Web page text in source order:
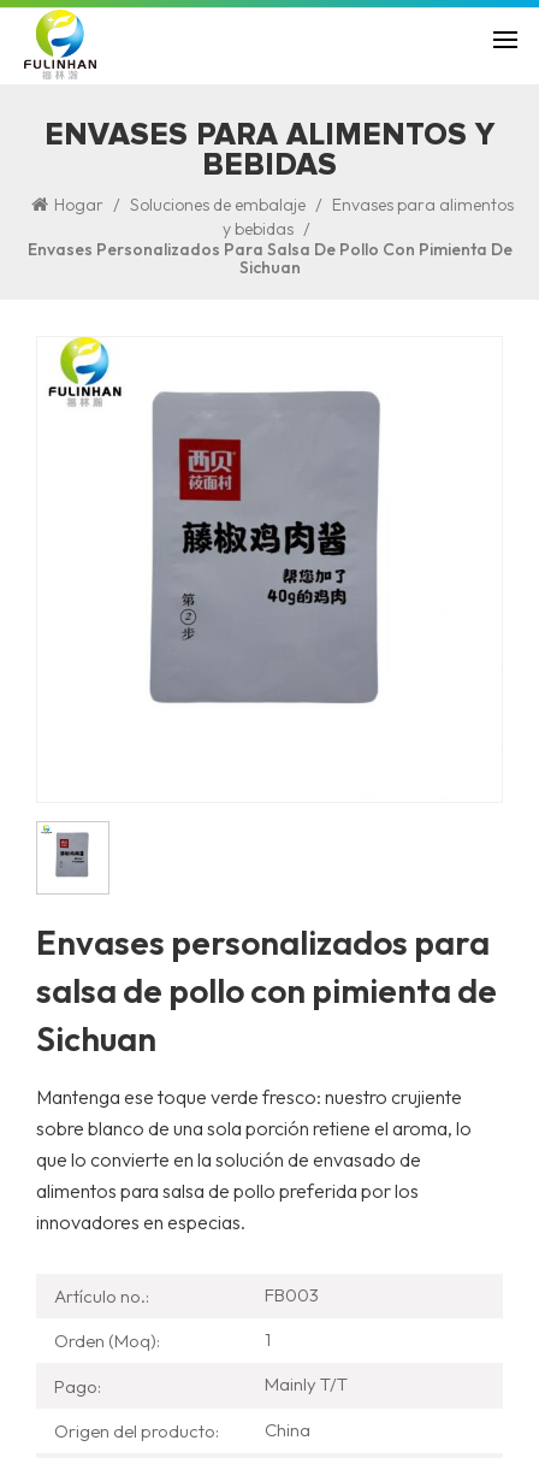
ENVASES PARA ALIMENTOS Y
BEBIDAS
Hogar / Soluciones de embalaje / Envases para alimentos
y bebidas /
Envases Personalizados Para Salsa De Pollo Con Pimienta De
Sichuan
Envases personalizados para
salsa de pollo con pimienta de
Sichuan
Mantenga ese toque verde fresco: nuestro crujiente
sobre blanco de una sola porción retiene el aroma, lo
que lo convierte en la solución de envasado de
alimentos para salsa de pollo preferida por los
innovadores en especias.
Artículo no.: FB003
Orden (Moq): 1
Pago: Mainly T/T
Origen del producto: China